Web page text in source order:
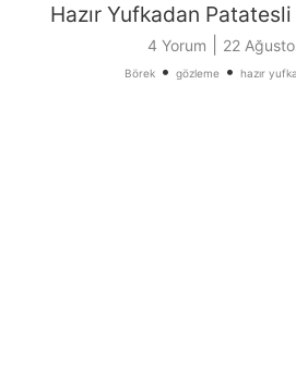
Hazır Yufkadan
4 Yorum 22
Börek • gözleme • hazır